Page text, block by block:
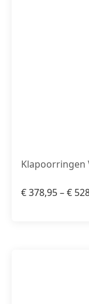
Klapoorringen
€378,95–€